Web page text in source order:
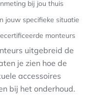
bij jou thuis
jouw specifieke situatie
monteurs
uitgebreid de
je zien hoe de
accessoires
bij het onderhoud.